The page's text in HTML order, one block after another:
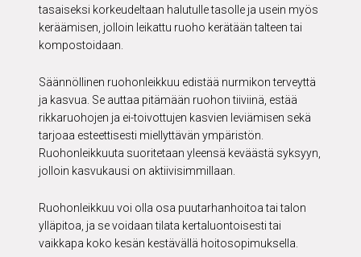
tasaiseksi korkeudeltaan halutulle tasolle ja usein myös
keräämisen, jolloin leikattu ruoho kerätään talteen tai
kompostoidaan.
Säännöllinen ruohonleikkuu edistää nurmikon terveyttä
ja kasvua. Se auttaa pitämään ruohon tiiviinä, estää
rikkaruohojen ja ei-toivottujen kasvien leviämisen sekä
tarjoaa esteettisesti miellyttävän ympäristön.
Ruohonleikkuuta suoritetaan yleensä keväästä syksyyn,
jolloin kasvukausi on aktiivisimmillaan.
Ruohonleikkuu voi olla osa puutarhanhoitoa tai talon
ylläpitoa, ja se voidaan tilata kertaluontoisesti tai
vaikkapa koko kesän kestävällä hoitosopimuksella.